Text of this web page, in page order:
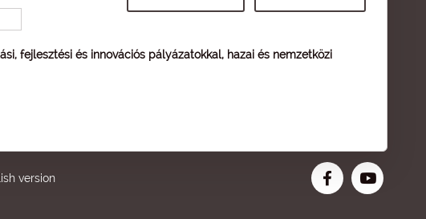
fejlesztési és innovációs pályázatokkal, hazai és nemzetközi
version